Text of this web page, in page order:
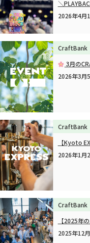
＼
2026年4月
CraftBank
3月の
2026年3月
CraftBank
【Kyoto
2026年1月
CraftBank
【2025年の
2025年12